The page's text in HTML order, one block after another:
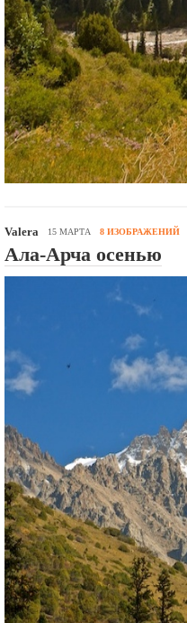
Valera 15 МАРТА 8 ИЗОБРАЖЕНИЙ
Ала-Арча осенью